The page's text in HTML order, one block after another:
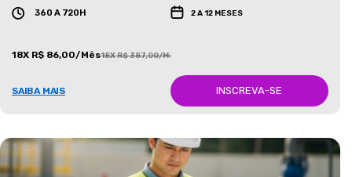
360 A 720H 2 A 12 MESES
18X R$ 86,00/Mês18X R$ 387,00/Mês
SAIBA MAIS INSCREVA-SE